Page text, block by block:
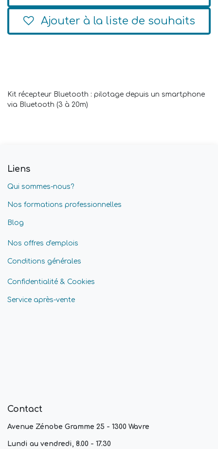
Ajouter à la liste de souhaits
Kit récepteur Bluetooth : pilotage depuis un smartphone
via Bluetooth (3 à 20m)
Liens
Qui sommes-nous?
Nos formations professionnelles
Blog
Nos offres d'emplois
Conditions générales
Confidentialité & Cookies
Service après-vente
Contact
Avenue Zénobe Gramme 25 - 1300 Wavre
Lundi au vendredi, 8.00 - 17.30